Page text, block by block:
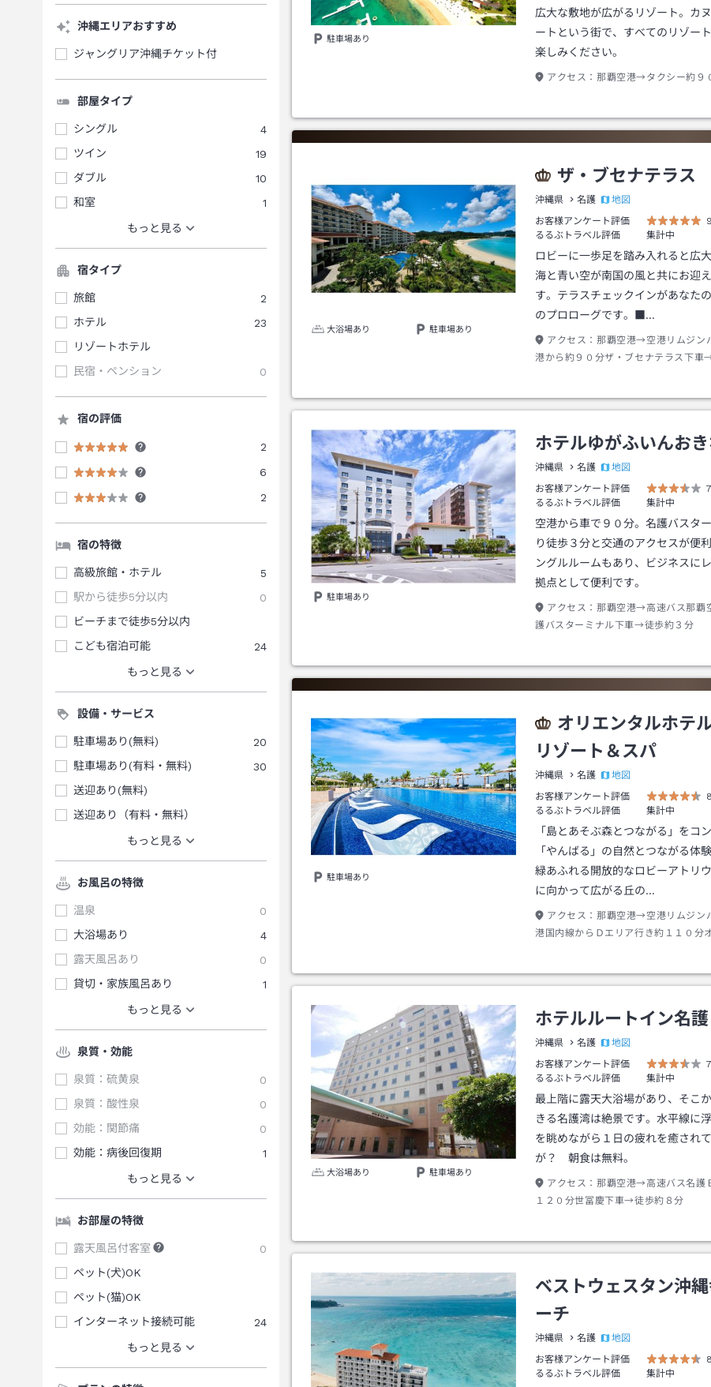
沖縄エリアおすすめ
ジャングリア沖縄チケット付
部屋タイプ
シングル
4
ツイン
19
ダブル
10
和室
1
もっと見る
宿タイプ
旅館
2
ホテル
23
リゾートホテル
民宿・ペンション
0
宿の評価
2
6
2
宿の特徴
高級旅館・ホテル
5
駅から徒歩5分以内
0
ビーチまで徒歩5分以内
こども宿泊可能
24
もっと見る
設備・サービス
駐車場あり(無料)
20
駐車場あり(有料・無料)
30
送迎あり(無料)
送迎あり（有料・無料）
もっと見る
お風呂の特徴
温泉
0
大浴場あり
4
露天風呂あり
0
貸切・家族風呂あり
1
もっと見る
泉質・効能
泉質：硫黄泉
0
泉質：酸性泉
0
効能：関節痛
0
効能：病後回復期
1
もっと見る
お部屋の特徴
露天風呂付客室
0
ペット(犬)OK
ペット(猫)OK
インターネット接続可能
24
もっと見る
駐車場あり
広大な敷地が広がるリゾート。カ
ートという街で、すべてのリゾー
楽しみください。
アクセス： 那覇空港→タクシー約９
大浴場あり 駐車場あり
ザ・ブセナテラス
沖縄県 名護
地図
お客様アンケート評価
るるぶトラベル評価
集計中
ロビーに一歩足を踏み入れると広
海と青い空が南国の風と共にお迎
す。テラスチェックインがあなた
のプロローグです。■…
アクセス： 那覇空港→空港リムジン
港から約９０分ザ・ブセナテラス下車
駐車場あり
ホテルゆがふいんお
沖縄県 名護
地図
お客様アンケート評価
るるぶトラベル評価
集計中
空港から車で９０分。名護バスタ
り徒歩３分と交通のアクセスが便
ングルルームもあり、ビジネスに
拠点として便利です。
アクセス： 那覇空港→高速バス那覇
護バスターミナル下車→徒歩約３分
駐車場あり
オリエンタルホテ
リゾート＆スパ
沖縄県 名護
地図
お客様アンケート評価
るるぶトラベル評価
集計中
「島とあそぶ森とつながる」をコ
「やんばる」の自然とつながる体験
緑あふれる開放的なロビーアトリ
に向かって広がる丘の…
アクセス： 那覇空港→空港リムジン
港国内線からＤエリア行き約１１０分
迎あり）到着後にホテル連絡要
大浴場あり 駐車場あり
ホテルルートイン名護
沖縄県 名護
地図
お客様アンケート評価
るるぶトラベル評価
集計中
最上階に露天大浴場があり、そこ
きる名護湾は絶景です。水平線に
を眺めながら１日の疲れを癒され
が？ 朝食は無料。
アクセス： 那覇空港→高速バス名護
１２０分世冨慶下車→徒歩約８分
ベストウェスタン沖
ーチ
沖縄県 名護
地図
お客様アンケート評価
るるぶトラベル評価
集計中